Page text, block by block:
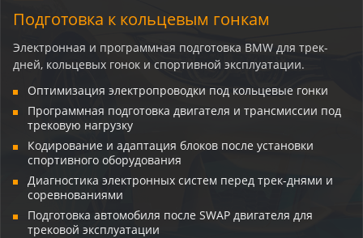
Подготовка к кольцевым гонкам
Электронная и программная подготовка BMW для трек-
дней, кольцевых гонок и спортивной эксплуатации.
Оптимизация электропроводки под кольцевые гонки
Программная подготовка двигателя и трансмиссии под
трековую нагрузку
Кодирование и адаптация блоков после установки
спортивного оборудования
Диагностика электронных систем перед трек-днями и
соревнованиями
Подготовка автомобиля после SWAP двигателя для
трековой эксплуатации